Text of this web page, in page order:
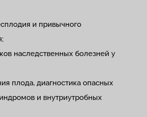
и привычного
наследственных болезней у
плода, диагностика опасных
и внутриутробных